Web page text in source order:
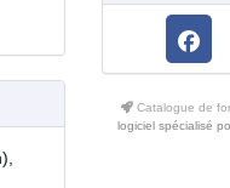
Catalogue de
logiciel spécialisé